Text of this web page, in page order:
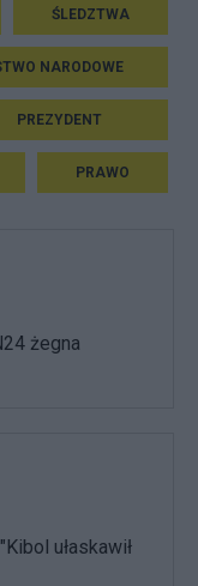
ŚLEDZTWA
NARODOWE
PREZYDENT
PRAWO
żegna
ułaskawił